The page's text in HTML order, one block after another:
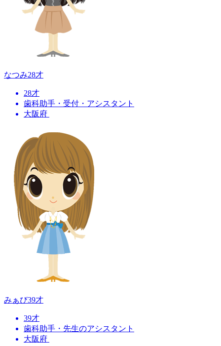
なつみ28才
28才
歯科助手・受付・アシスタント
大阪府
みぁび39才
39才
歯科助手・先生のアシスタント
大阪府